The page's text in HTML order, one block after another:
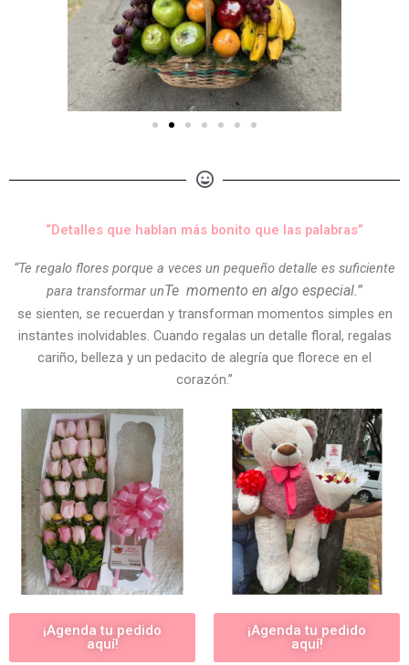
“Detalles que hablan más bonito que las palabras”
“Te regalo flores porque a veces un pequeño detalle es suficiente
para transformar unTe momento en algo especial.”
se sienten, se recuerdan y transforman momentos simples en
instantes inolvidables. Cuando regalas un detalle floral, regalas
cariño, belleza y un pedacito de alegría que florece en el
corazón.”
¡Agenda tu pedido
aquí!
¡Agenda tu pedido
aquí!